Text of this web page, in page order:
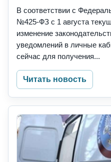
В соответствии с
№425-ФЗ с 1 августа
изменение
уведомлений в личные
сейчас для получения...
Читать новость